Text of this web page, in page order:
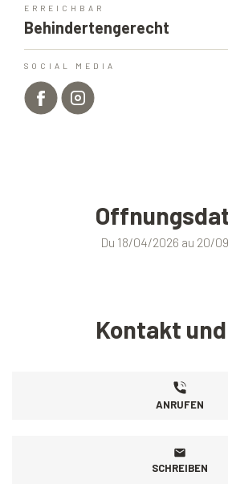
ERREICHBAR
Behindertengerecht
SOCIAL MEDIA
Du 18/04/2026 au 20/
Kontakt
ANRUFEN
SCHREIBEN